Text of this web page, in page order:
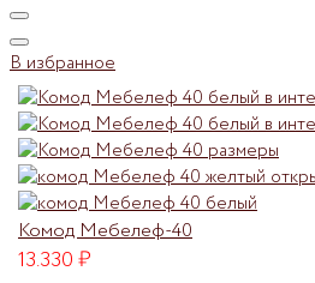
В избранное
Комод Мебелеф-40
13.330₽